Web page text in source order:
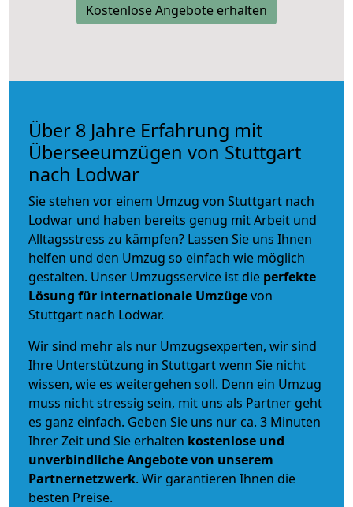
Kostenlose Angebote erhalten
Über 8 Jahre Erfahrung mit
Überseeumzügen von Stuttgart
nach Lodwar
Sie stehen vor einem Umzug von Stuttgart nach
Lodwar und haben bereits genug mit Arbeit und
Alltagsstress zu kämpfen? Lassen Sie uns Ihnen
helfen und den Umzug so einfach wie möglich
gestalten. Unser Umzugsservice ist die perfekte
Lösung für internationale Umzügevon
Stuttgart nach Lodwar.
Wir sind mehr als nur Umzugsexperten, wir sind
Ihre Unterstützung in Stuttgart wenn Sie nicht
wissen, wie es weitergehen soll. Denn ein Umzug
muss nicht stressig sein, mit uns als Partner geht
es ganz einfach. Geben Sie uns nur ca. 3 Minuten
Ihrer Zeit und Sie erhalten kostenlose und
unverbindlicheAngebote von unserem
Partnernetzwerk. Wir garantieren Ihnen die
besten Preise.